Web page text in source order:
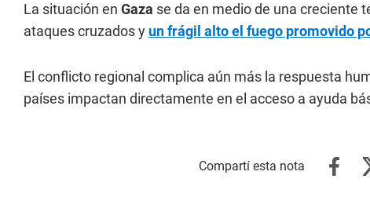
La situación en Gaza se da en medio de una creciente
ataques cruzados y un frágil alto el fuego promovido
El conflicto regional complica aún más la respuesta
países impactan directamente en el acceso a ayuda